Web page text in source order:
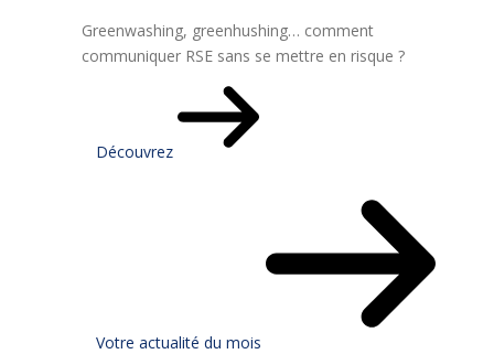
Greenwashing, greenhushing… comment
communiquer RSE sans se mettre en risque ?
Découvrez
Votre actualité du mois